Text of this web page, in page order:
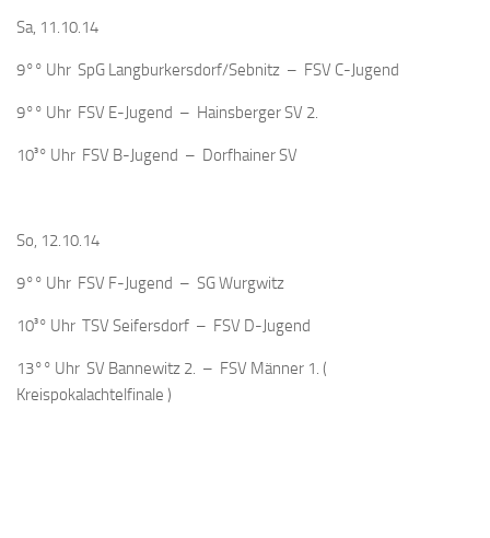
Sa, 11.10.14
9°° Uhr SpG Langburkersdorf/Sebnitz – FSV C-Jugend
9°° Uhr FSV E-Jugend – Hainsberger SV 2.
10³° Uhr FSV B-Jugend – Dorfhainer SV
So, 12.10.14
9°° Uhr FSV F-Jugend – SG Wurgwitz
10³° Uhr TSV Seifersdorf – FSV D-Jugend
13°° Uhr SV Bannewitz 2. – FSV Männer 1. (
Kreispokalachtelfinale )